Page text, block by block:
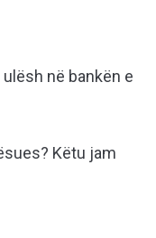
në bankën e
Këtu jam